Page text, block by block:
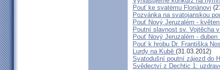
Pouť ke svatému Floriánovi
Pozvánka na svatojanskou
Pouť Nový Jeruzalém -
Poutní slavnost sv. Vojtěcha
Pouť Nový Jeruzalém - duben
Pouť k hrobu Dr. Františka
Lurdy na Kubě (31.03.2012)
Svatodušní poutní zájezd do
Svědectví z Dechtic 1: